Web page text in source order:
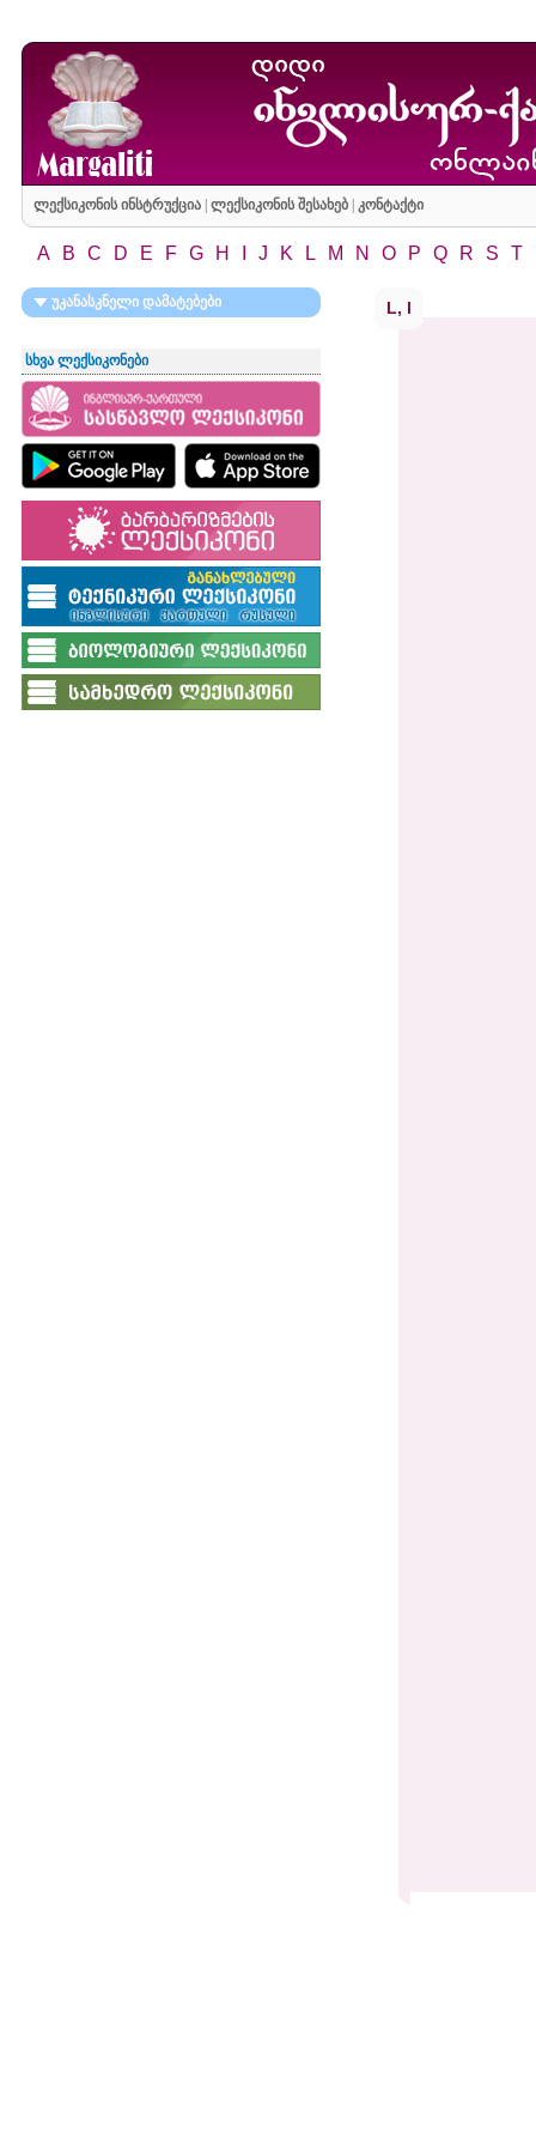
ლექსიკონის ინსტრუქცია| ლექსიკონის შესახებ| კონტაქტი
A B C D E F G H J K L M N O P Q R S T
უკანასკნელი დამატებები
სხვა ლექსიკონები
L, l